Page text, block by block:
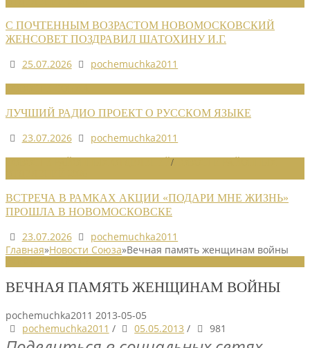
С ПОЧТЕННЫМ ВОЗРАСТОМ НОВОМОСКОВСКИЙ
ЖЕНСОВЕТ ПОЗДРАВИЛ ШАТОХИНУ И.Г.
25.07.2026
pochemuchka2011
ЛУЧШИЙ РАДИО ПРОЕКТ О РУССКОМ ЯЗЫКЕ
23.07.2026
pochemuchka2011
/
ВСТРЕЧА В РАМКАХ АКЦИИ «ПОДАРИ МНЕ ЖИЗНЬ»
ПРОШЛА В НОВОМОСКОВСКЕ
23.07.2026
pochemuchka2011
Главная»Новости Союза»Вечная память женщинам войны
ВЕЧНАЯ ПАМЯТЬ ЖЕНЩИНАМ ВОЙНЫ
pochemuchka2011 2013-05-05
pochemuchka2011 / 05.05.2013 / 981